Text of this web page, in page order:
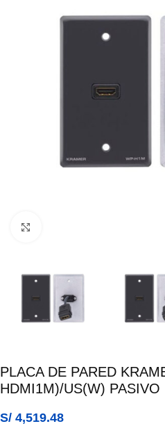
PLACA DE PARED
HDMI1M)/US(W)
S/ 4,519.48